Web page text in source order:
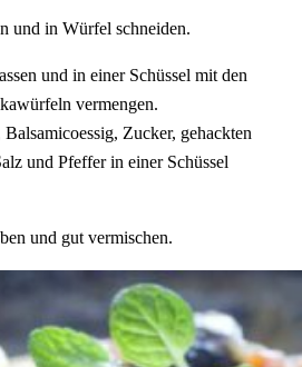
und in Würfel schneiden.
und in einer Schüssel mit den
vermengen.
Zucker, gehackten
und Pfeffer in einer Schüssel
und gut vermischen.